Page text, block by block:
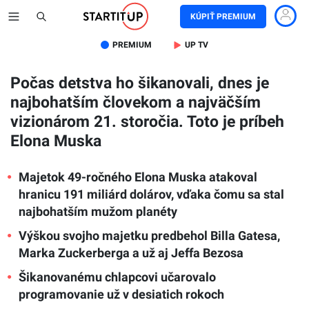
KÚPIŤ PREMIUM
PREMIUM UP TV
Počas detstva ho šikanovali, dnes je
najbohatším človekom a najväčším
vizionárom 21. storočia. Toto je príbeh
Elona Muska
Majetok 49-ročného Elona Muska atakoval
hranicu 191 miliárd dolárov, vďaka čomu sa stal
najbohatším mužom planéty
Výškou svojho majetku predbehol Billa Gatesa,
Marka Zuckerberga a už aj Jeffa Bezosa
Šikanovanému chlapcovi učarovalo
programovanie už v desiatich rokoch